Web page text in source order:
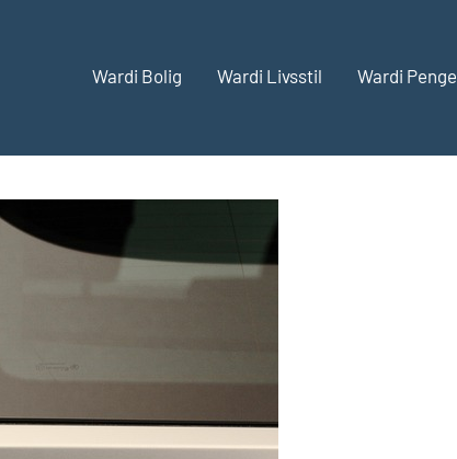
Wardi Bolig Wardi Livsstil Wardi Penge